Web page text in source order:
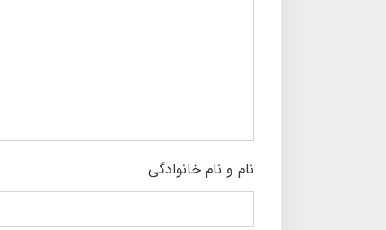
نام و نام خانوادگی